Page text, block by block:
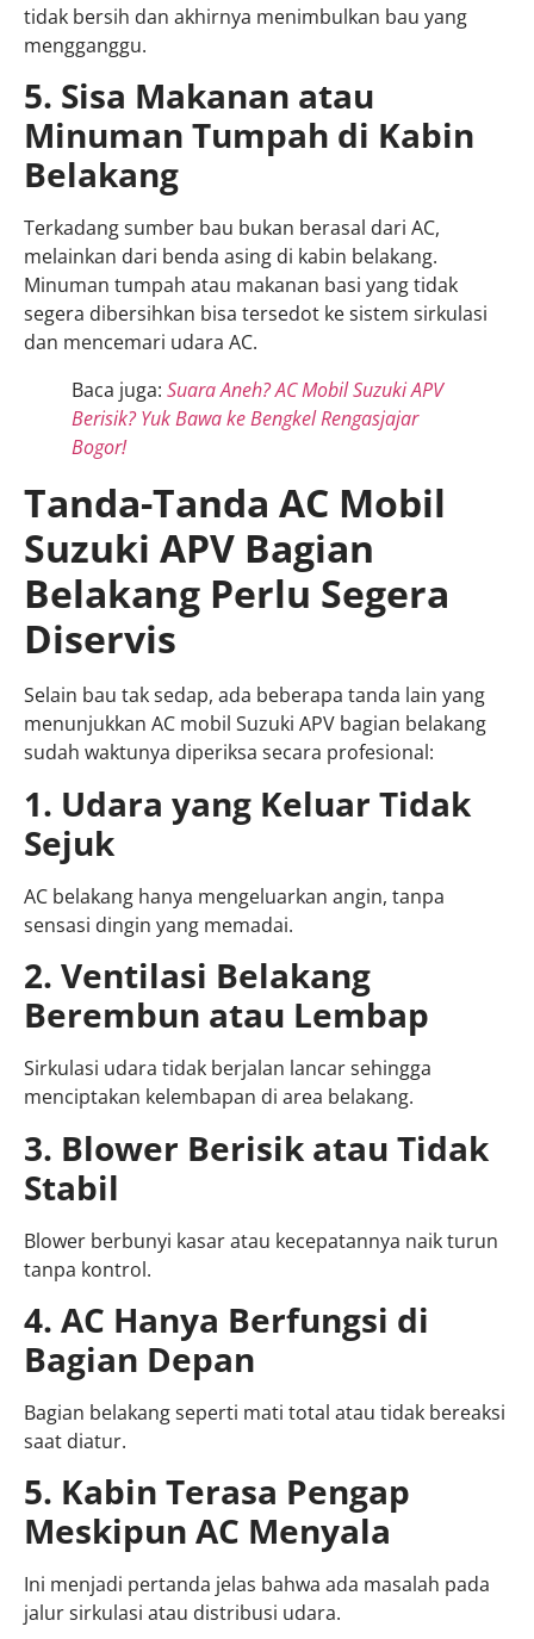
tidak bersih dan akhirnya menimbulkan bau yang
mengganggu.
5. Sisa Makanan atau
Minuman Tumpah di Kabin
Belakang
Terkadang sumber bau bukan berasal dari AC,
melainkan dari benda asing di kabin belakang.
Minuman tumpah atau makanan basi yang tidak
segera dibersihkan bisa tersedot ke sistem sirkulasi
dan mencemari udara AC.
Baca juga: Suara Aneh? AC Mobil Suzuki APV
Berisik? Yuk Bawa ke Bengkel Rengasjajar
Bogor!
Tanda-Tanda AC Mobil
Suzuki APV Bagian
Belakang Perlu Segera
Diservis
Selain bau tak sedap, ada beberapa tanda lain yang
menunjukkan AC mobil Suzuki APV bagian belakang
sudah waktunya diperiksa secara profesional:
1. Udara yang Keluar Tidak
Sejuk
AC belakang hanya mengeluarkan angin, tanpa
sensasi dingin yang memadai.
2. Ventilasi Belakang
Berembun atau Lembap
Sirkulasi udara tidak berjalan lancar sehingga
menciptakan kelembapan di area belakang.
3. Blower Berisik atau Tidak
Stabil
Blower berbunyi kasar atau kecepatannya naik turun
tanpa kontrol.
4. AC Hanya Berfungsi di
Bagian Depan
Bagian belakang seperti mati total atau tidak bereaksi
saat diatur.
5. Kabin Terasa Pengap
Meskipun AC Menyala
Ini menjadi pertanda jelas bahwa ada masalah pada
jalur sirkulasi atau distribusi udara.